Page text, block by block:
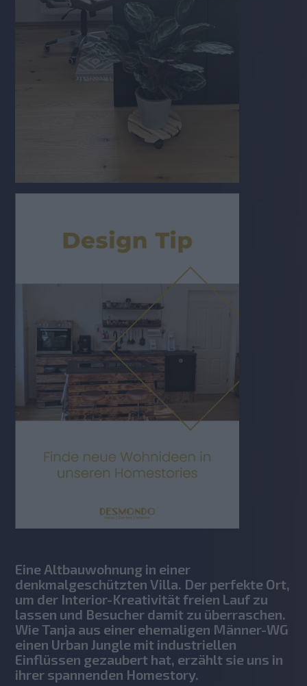
Eine Altbauwohnung in einer
denkmalgeschützten Villa. Der perfekte Ort,
um der Interior-Kreativität freien Lauf zu
lassen und Besucher damit zu überraschen.
Wie Tanja aus einer ehemaligen Männer-WG
einen Urban Jungle mit industriellen
Einflüssen gezaubert hat, erzählt sie uns in
ihrer spannenden Homestory.